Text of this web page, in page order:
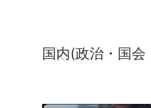
国内(政治・国会